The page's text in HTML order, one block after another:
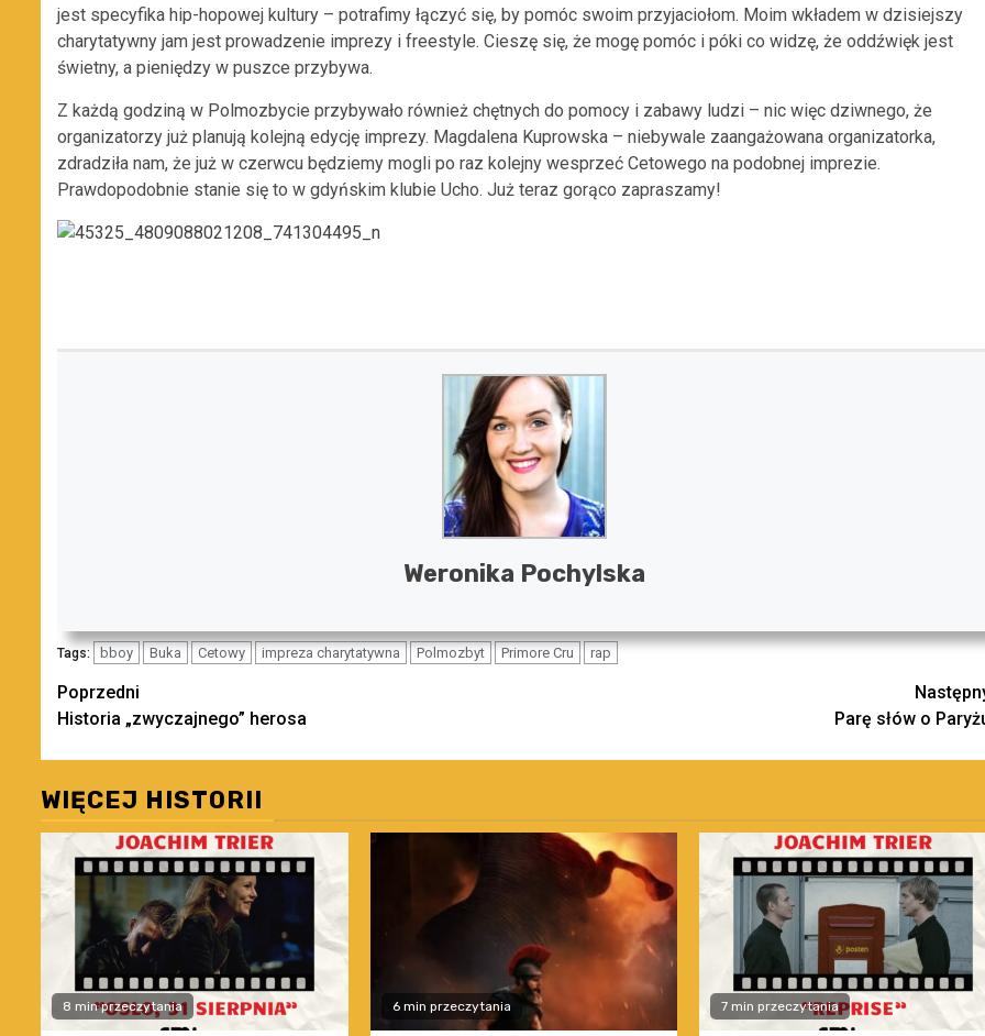
jest specyfika hip-hopowej kultury – potrafimy łączyć się, by pomóc swoim przyjaciołom. Moim wkładem w dzisiejszy
charytatywny jam jest prowadzenie imprezy i freestyle. Cieszę się, że mogę pomóc i póki co widzę, że oddźwięk jest
świetny, a pieniędzy w puszce przybywa.
Z każdą godziną w Polmozbycie przybywało również chętnych do pomocy i zabawy ludzi – nic więc dziwnego, że
organizatorzy już planują kolejną edycję imprezy. Magdalena Kuprowska – niebywale zaangażowana organizatorka,
zdradziła nam, że już w czerwcu będziemy mogli po raz kolejny wesprzeć Cetowego na podobnej imprezie.
Prawdopodobnie stanie się to w gdyńskim klubie Ucho. Już teraz gorąco zapraszamy!
Weronika Pochylska
Tags: bboy Buka Cetowy impreza charytatywna Polmozbyt Primore Cru rap
Zobacz
wpisy
Poprzedni
Historia „zwyczajnego” herosa
Parę słów o
WIĘCEJ HISTORII
8 min przeczytania 6 min przeczytania 7 min przeczytania